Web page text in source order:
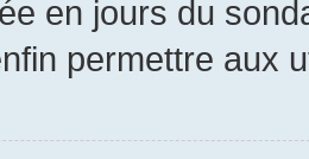
en jours du
permettre aux